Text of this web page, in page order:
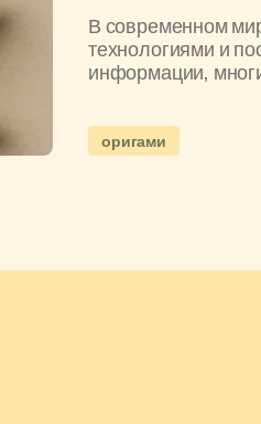
В современном
технологиями и
информации,
оригами